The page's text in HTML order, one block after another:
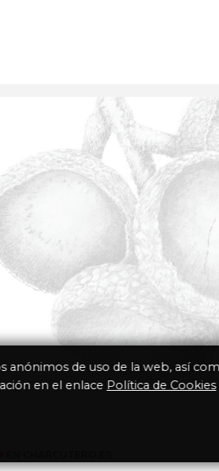
anónimos de uso de la web, así
en el enlace Política de Cookies